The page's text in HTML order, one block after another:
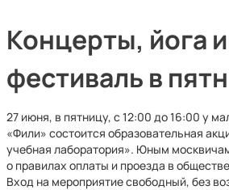
Концерты, йога
фестиваль в
27 июня, в пятницу, с 12:00 до 16:00 у
«Фили» состоится образовательная
учебная лаборатория». Юным
о правилах оплаты и проезда в
Вход на мероприятие свободный, без